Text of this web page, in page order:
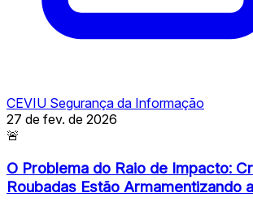
CEVIU Segurança da Informação
27 de fev. de 2026
🚨
O Problema do Raio de Impacto:
Roubadas Estão Armamentizando